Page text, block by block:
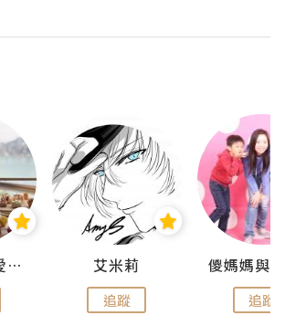
✾達芬妮•愛孩子•愛生活✾ 艾米莉
追蹤 追蹤